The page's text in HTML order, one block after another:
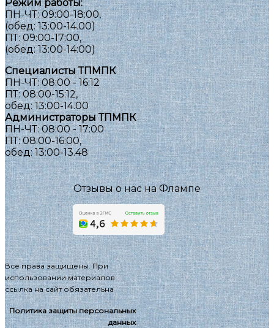
Режим работы:
ПН-ЧТ: 09:00-18:00,
(обед: 13:00-14.00)
ПТ: 09:00-17:00,
(обед: 13:00-14:00)
Специалисты ТПМПК
ПН-ЧТ: 08:00 - 16:12
ПТ: 08:00-15:12,
обед: 13:00-14.00
Администраторы ТПМПК
ПН-ЧТ: 08:00 - 17:00
ПТ: 08:00-16:00,
обед: 13:00-13.48
Отзывы о нас на Флампе
Все права защищены. При
использовании материалов
ссылка на сайт обязательна
Политика защиты персональных
данных